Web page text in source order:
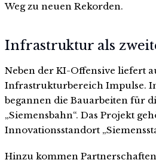
Weg zu neuen Rekorden.
Infrastruktur als
Neben der KI-Offensive liefert
Infrastrukturbereich Impulse.
begannen die Bauarbeiten für
„Siemensbahn“. Das Projekt
Innovationsstandort
Hinzu kommen